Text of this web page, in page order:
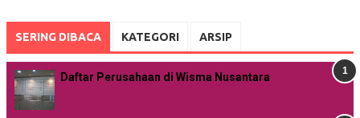
SERING DIBACA KATEGORI ARSIP
Daftar Perusahaan di Wisma Nusantara